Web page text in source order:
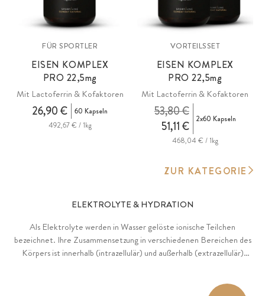
FÜR SPORTLER
EISEN KOMPLEX
PRO 22,5mg
Mit Lactoferrin & Kofaktoren
26,90 €
60 Kapseln
492,67 € / 1kg
VORTEILSSET
EISEN KOMPLEX
PRO22,5mg
Mit Lactoferrin & Kofaktoren
51,11 €
53,80 € 2x60 Kapseln
468,04 € / 1kg
ZUR KATEGORIE
ELEKTROLYTE & HYDRATION
Als Elektrolyte werden in Wasser gelöste ionische Teilchen
bezeichnet. Ihre Zusammensetzung in verschiedenen Bereichen des
Körpers ist innerhalb (intrazellulär) und außerhalb (extrazellulär)